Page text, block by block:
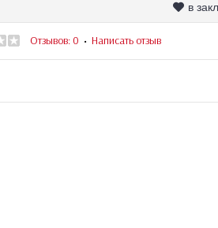
в
Отзывов: 0 • Написать отзыв